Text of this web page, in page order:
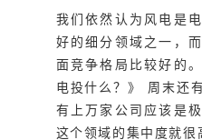
我们依然认为风电是
好的细分领域之一，
面竞争格局比较好的
电投什么？》 周末还
有上万家公司应该是
这个领域的集中度就很